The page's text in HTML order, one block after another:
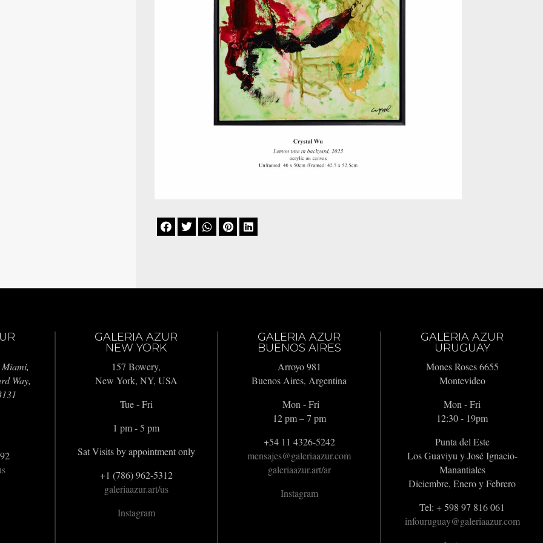
    
Way,
GALERIA AZUR
NEW YORK
157 Bowery,
New York, NY, USA
Tue - Fri
1 pm - 5 pm
Sat Visits by appointment only
+1 (786) 962-5312
galeriaazur.art/us
Instagram
GALERIA AZUR
BUENOS AIRES
Arroyo 981
Buenos Aires, Argentina
Mon - Fri
12 pm – 7 pm
+54 11 4326-5242
mensajes@galeriaazur.com
galeriaazur.art/ar
Instagram
GALERIA AZUR
URUGUAY
Mones Roses 6655
Montevideo
Mon - Fri
12:30 - 19pm
Punta del Este
Los Guaviyu y José Ignacio-
Manantiales
Diciembre, Enero y Febrero
Tel: + 598 97 816 061
infouruguay@galeriaazur.com